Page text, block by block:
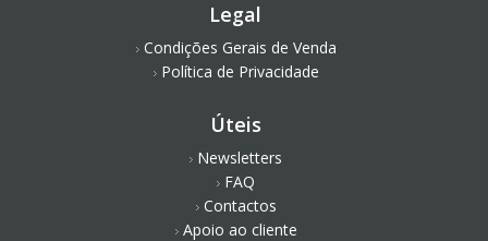
Legal
Condições Gerais de Venda
Política de Privacidade
Úteis
Newsletters
FAQ
Contactos
Apoio ao cliente